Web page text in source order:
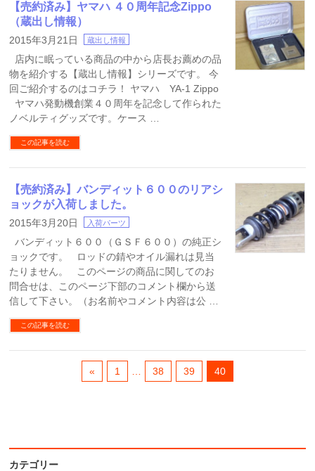
【売約済み】ヤマハ ４０周年記念Zippo
（蔵出し情報）
2015年3月21日 蔵出し情報
店内に眠っている商品の中から店長お薦めの品
物を紹介する【蔵出し情報】シリーズです。 今
回ご紹介するのはコチラ！ ヤマハ YA-1 Zippo
ヤマハ発動機創業４０周年を記念して作られた
ノベルティグッズです。ケース …
この記事を読む
【売約済み】バンディット６００のリアシ
ョックが入荷しました。
2015年3月20日 入荷パーツ
バンディット６００（ＧＳＦ６００）の純正シ
ョックです。 ロッドの錆やオイル漏れは見当
たりません。 このページの商品に関してのお
問合せは、このページ下部のコメント欄から送
信して下さい。（お名前やコメント内容は公 …
この記事を読む
« 1 38 39 40
カテゴリー